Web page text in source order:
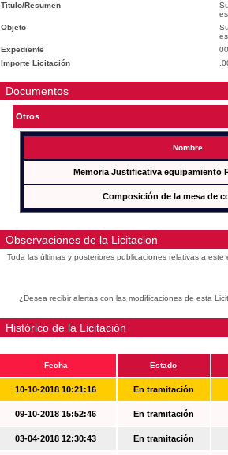
Título/Resumen
Objeto
Expediente
Importe Licitación
Documentos
Otros
Nombre
Memoria Justificativa equipamiento
Composición de la mesa de
Observaciones de la Licitacion
Toda las últimas y posteriores publicaciones relativas a
¿Desea recibir alertas con las modificaciones de esta
Histórico de la Licitación
Fecha Estado
10-10-2018 10:21:16 En tramitación
09-10-2018 15:52:46 En tramitación
03-04-2018 12:30:43 En tramitación